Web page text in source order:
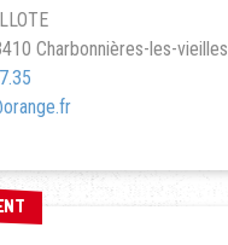
Charbonnières-les-vieilles.